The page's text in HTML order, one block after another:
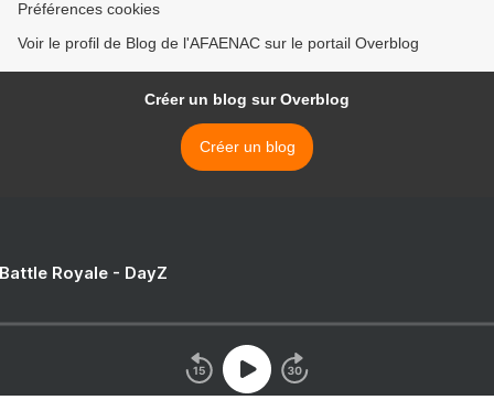
Préférences cookies
Voir le profil de Blog de l'AFAENAC sur le portail Overblog
Créer un blog sur Overblog
Créer un blog
Royale - DayZ